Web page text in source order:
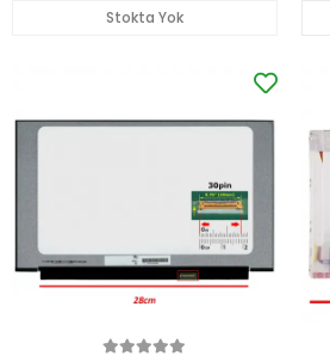
Stokta Yok